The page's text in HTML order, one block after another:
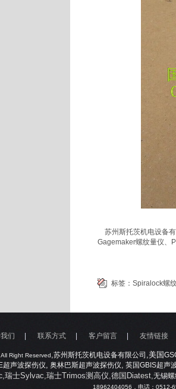
苏州斯托茨机电设备
Gagemaker螺纹量仪、
标签： Spiralock螺
Right Reserved,苏州斯托茨机电设备有限公司 ,美国
超声波探伤仪, 奥林巴斯超声波探伤仪, 英国GBIS超声
,瑞士Sylvac,瑞士Trimos测高仪,德国Diatest,无锡
18962404056 ，电话： 0512-
们 联系方式 客户留言 友情链接